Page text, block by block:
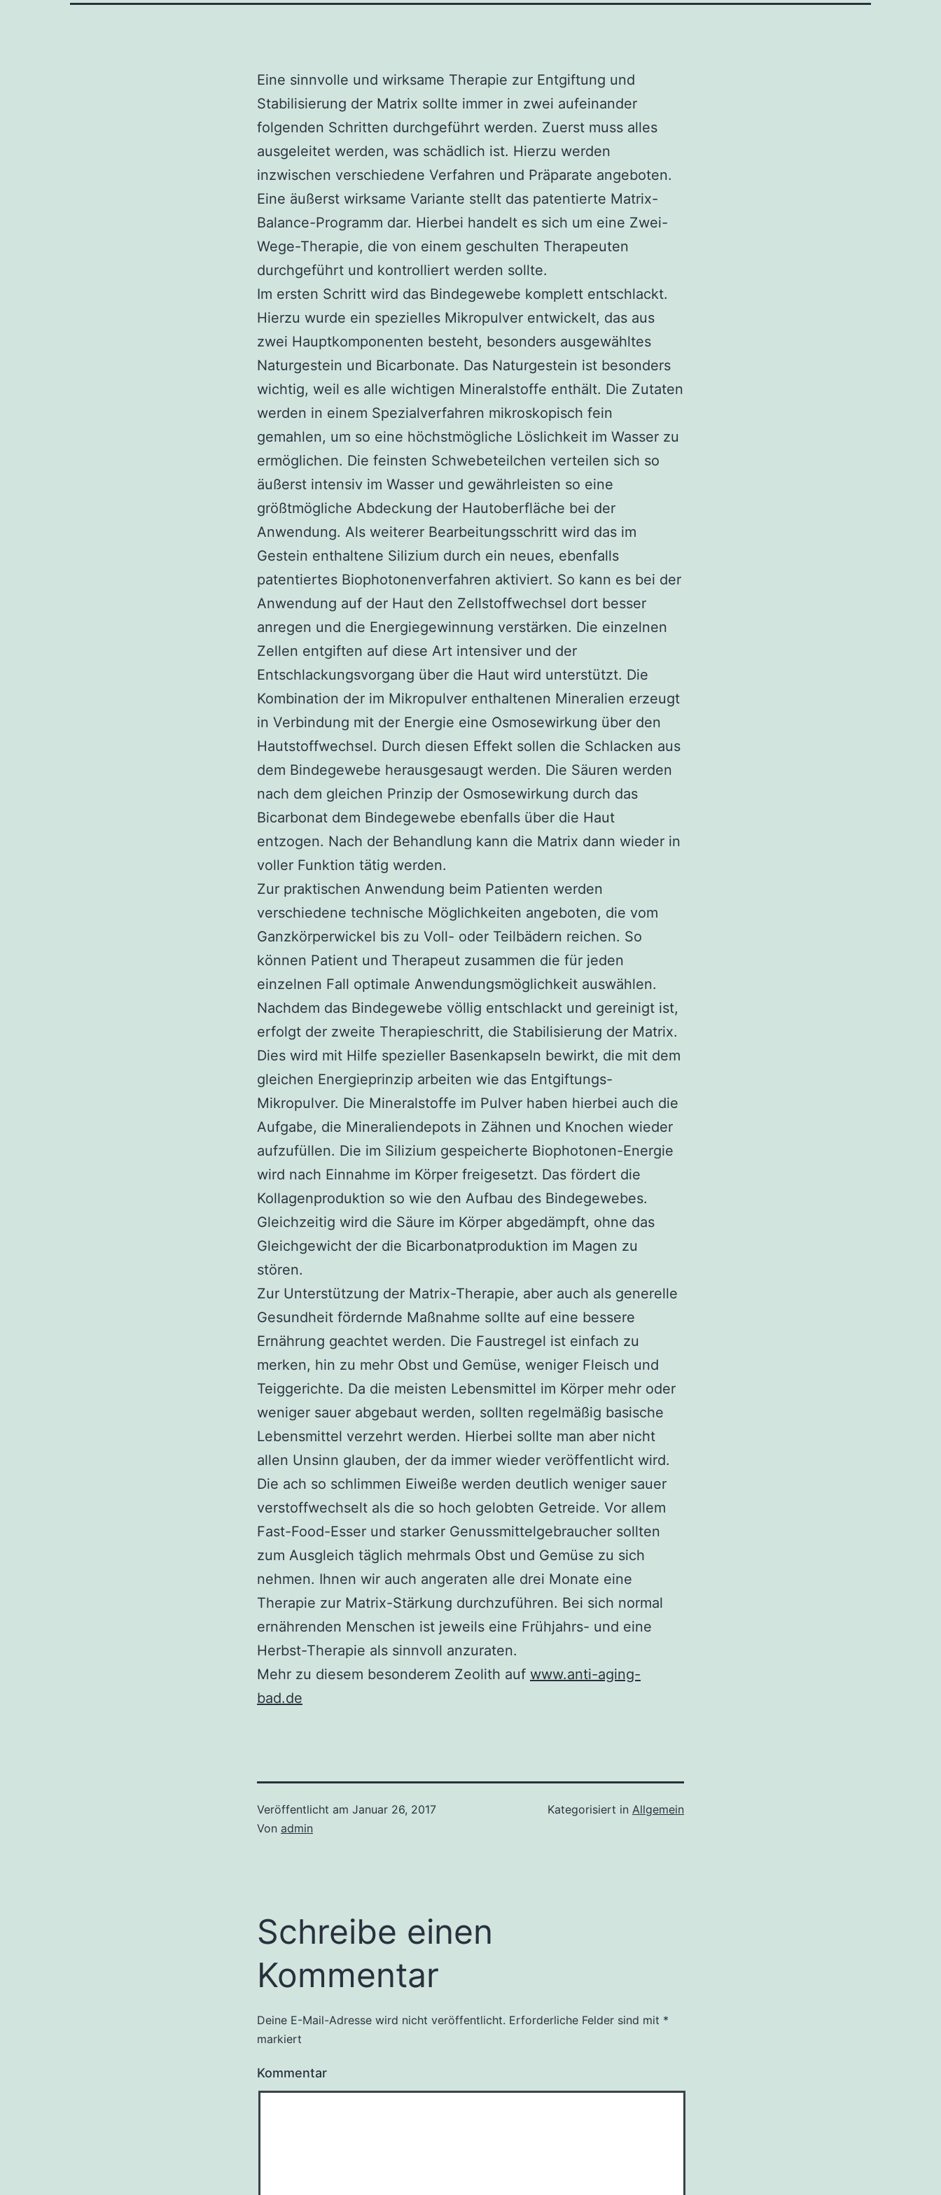
Eine sinnvolle und wirksame Therapie zur Entgiftung und
Stabilisierung der Matrix sollte immer in zwei aufeinander
folgenden Schritten durchgeführt werden. Zuerst muss alles
ausgeleitet werden, was schädlich ist. Hierzu werden
inzwischen verschiedene Verfahren und Präparate angeboten.
Eine äußerst wirksame Variante stellt das patentierte Matrix-
Balance-Programm dar. Hierbei handelt es sich um eine Zwei-
Wege-Therapie, die von einem geschulten Therapeuten
durchgeführt und kontrolliert werden sollte.
Im ersten Schritt wird das Bindegewebe komplett entschlackt.
Hierzu wurde ein spezielles Mikropulver entwickelt, das aus
zwei Hauptkomponenten besteht, besonders ausgewähltes
Naturgestein und Bicarbonate. Das Naturgestein ist besonders
wichtig, weil es alle wichtigen Mineralstoffe enthält. Die Zutaten
werden in einem Spezialverfahren mikroskopisch fein
gemahlen, um so eine höchstmögliche Löslichkeit im Wasser zu
ermöglichen. Die feinsten Schwebeteilchen verteilen sich so
äußerst intensiv im Wasser und gewährleisten so eine
größtmögliche Abdeckung der Hautoberfläche bei der
Anwendung. Als weiterer Bearbeitungsschritt wird das im
Gestein enthaltene Silizium durch ein neues, ebenfalls
patentiertes Biophotonenverfahren aktiviert. So kann es bei der
Anwendung auf der Haut den Zellstoffwechsel dort besser
anregen und die Energiegewinnung verstärken. Die einzelnen
Zellen entgiften auf diese Art intensiver und der
Entschlackungsvorgang über die Haut wird unterstützt. Die
Kombination der im Mikropulver enthaltenen Mineralien erzeugt
in Verbindung mit der Energie eine Osmosewirkung über den
Hautstoffwechsel. Durch diesen Effekt sollen die Schlacken aus
dem Bindegewebe herausgesaugt werden. Die Säuren werden
nach dem gleichen Prinzip der Osmosewirkung durch das
Bicarbonat dem Bindegewebe ebenfalls über die Haut
entzogen. Nach der Behandlung kann die Matrix dann wieder in
voller Funktion tätig werden.
Zur praktischen Anwendung beim Patienten werden
verschiedene technische Möglichkeiten angeboten, die vom
Ganzkörperwickel bis zu Voll- oder Teilbädern reichen. So
können Patient und Therapeut zusammen die für jeden
einzelnen Fall optimale Anwendungsmöglichkeit auswählen.
Nachdem das Bindegewebe völlig entschlackt und gereinigt ist,
erfolgt der zweite Therapieschritt, die Stabilisierung der Matrix.
Dies wird mit Hilfe spezieller Basenkapseln bewirkt, die mit dem
gleichen Energieprinzip arbeiten wie das Entgiftungs-
Mikropulver. Die Mineralstoffe im Pulver haben hierbei auch die
Aufgabe, die Mineraliendepots in Zähnen und Knochen wieder
aufzufüllen. Die im Silizium gespeicherte Biophotonen-Energie
wird nach Einnahme im Körper freigesetzt. Das fördert die
Kollagenproduktion so wie den Aufbau des Bindegewebes.
Gleichzeitig wird die Säure im Körper abgedämpft, ohne das
Gleichgewicht der die Bicarbonatproduktion im Magen zu
stören.
Zur Unterstützung der Matrix-Therapie, aber auch als generelle
Gesundheit fördernde Maßnahme sollte auf eine bessere
Ernährung geachtet werden. Die Faustregel ist einfach zu
merken, hin zu mehr Obst und Gemüse, weniger Fleisch und
Teiggerichte. Da die meisten Lebensmittel im Körper mehr oder
weniger sauer abgebaut werden, sollten regelmäßig basische
Lebensmittel verzehrt werden. Hierbei sollte man aber nicht
allen Unsinn glauben, der da immer wieder veröffentlicht wird.
Die ach so schlimmen Eiweiße werden deutlich weniger sauer
verstoffwechselt als die so hoch gelobten Getreide. Vor allem
Fast-Food-Esser und starker Genussmittelgebraucher sollten
zum Ausgleich täglich mehrmals Obst und Gemüse zu sich
nehmen. Ihnen wir auch angeraten alle drei Monate eine
Therapie zur Matrix-Stärkung durchzuführen. Bei sich normal
ernährenden Menschen ist jeweils eine Frühjahrs- und eine
Herbst-Therapie als sinnvoll anzuraten.
Mehr zu diesem besonderem Zeolith auf www.anti-aging-
bad.de
Veröffentlicht am Januar 26, 2017
Von admin
Kategorisiert in Allgemein
Schreibe einen
Kommentar
Deine E-Mail-Adresse wird nicht veröffentlicht. Erforderliche Felder sind mit *
markiert
Kommentar